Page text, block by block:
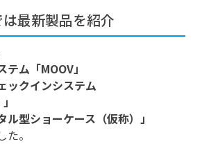
最新製品を紹介
テム「MOOV」
ックインシステム
ル型ショーケース（仮称）」
。